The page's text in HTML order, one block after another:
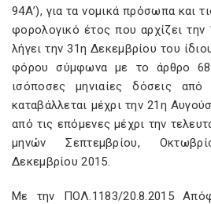
94Α’), για τα νομικά πρόσωπα και
φορολογικό έτος που αρχίζει την
λήγει την 31η Δεκεμβρίου του
φόρου σύμφωνα με το άρθρο 68
ισόποσες μηνιαίες δόσεις
καταβάλλεται μέχρι την 21η
από τις επόμενες μέχρι την
μηνών Σεπτεμβρίου,
Δεκεμβρίου 2015.
Με την ΠΟΛ.1183/20.8.2015